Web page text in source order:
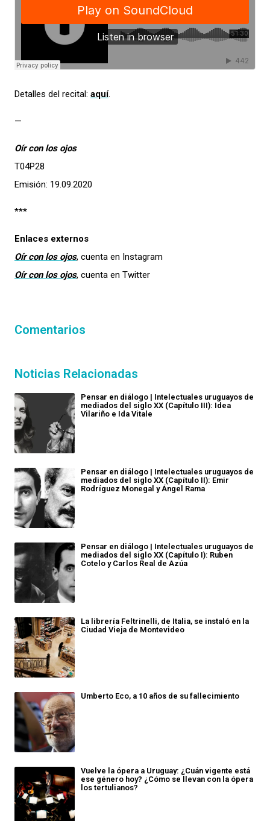
Detalles del recital: aquí.
—
Oír con los ojos
T04P28
Emisión: 19.09.2020
***
Enlaces externos
Oír con los ojos, cuenta en Instagram
Oír con los ojos, cuenta en Twitter
Comentarios
Noticias Relacionadas
Pensar en diálogo | Intelectuales uruguayos de
mediados del siglo XX (Capítulo III): Idea
Vilariño e Ida Vitale
Pensar en diálogo | Intelectuales uruguayos de
mediados del siglo XX (Capítulo II): Emir
Rodríguez Monegal y Ángel Rama
Pensar en diálogo | Intelectuales uruguayos de
mediados del siglo XX (Capítulo I): Ruben
Cotelo y Carlos Real de Azúa
La librería Feltrinelli, de Italia, se instaló en la
Ciudad Vieja de Montevideo
Umberto Eco, a 10 años de su fallecimiento
Vuelve la ópera a Uruguay: ¿Cuán vigente está
ese género hoy? ¿Cómo se llevan con la ópera
los tertulianos?